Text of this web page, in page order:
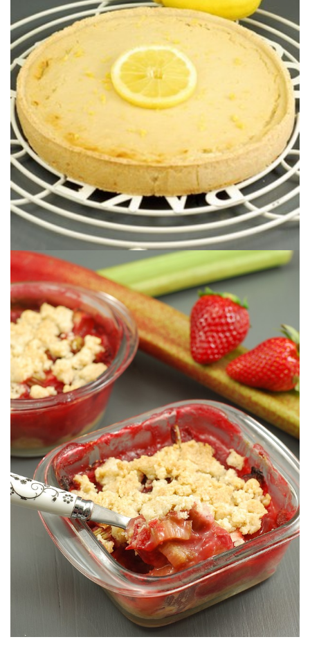
RETO PROTEÍNA VERDE: TARTA DE
LIMÓN VEGANA SIN GLUTEN SIN
HUEVOS SIN LÁCTEOS (con tofu
sedoso)
Una versión vegana de un gran clásico de la repostería que da el
pego, ¡en serio!
CRUMBCAKE VEGANO DE RUIBARBO Y
FRESAS (sin gluten)
¿La particularidad del crumbcake? Se usa la misma base tipo crumble
para hacer la base y el topping crujiente.